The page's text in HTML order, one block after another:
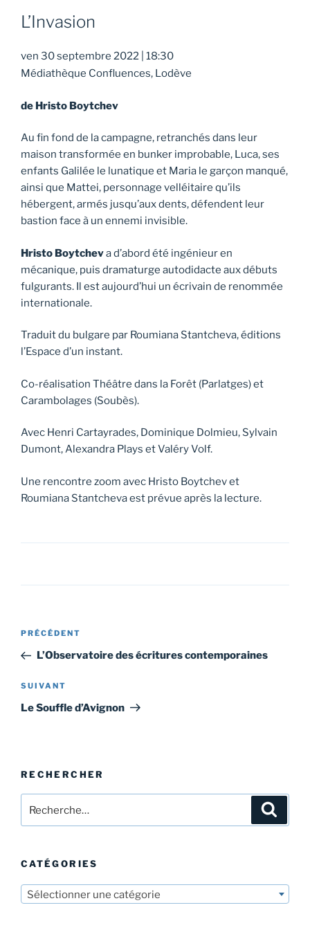
L’Invasion
ven 30 septembre 2022 18:30
Médiathèque Confluences, Lodève
de Hristo Boytchev
Au fin fond de la campagne, retranchés dans leur
maison transformée en bunker improbable, Luca, ses
enfants Galilée le lunatique et Maria le garçon manqué,
ainsi que Mattei, personnage velléitaire qu’ils
hébergent, armés jusqu’aux dents, défendent leur
bastion face à un ennemi invisible.
Hristo Boytcheva d’abord été ingénieur en
mécanique, puis dramaturge autodidacte aux débuts
fulgurants. Il est aujourd’hui un écrivain de renommée
internationale.
Traduit du bulgare par Roumiana Stantcheva, éditions
l’Espace d’un instant.
Co-réalisation Théâtre dans la Forêt (Parlatges) et
Carambolages (Soubès).
Avec Henri Cartayrades, Dominique Dolmieu, Sylvain
Dumont, Alexandra Plays et Valéry Volf.
Une rencontre zoom avec Hristo Boytchev et
Roumiana Stantcheva est prévue après la lecture.
Navigation
l’article
Article
précédent
PRÉCÉDENT
L’Observatoire des écritures contemporaines
Article
suivant
SUIVANT
Le Souffle d’Avignon
RECHERCHER
pour
CATÉGORIES
Sélectionner une catégorie